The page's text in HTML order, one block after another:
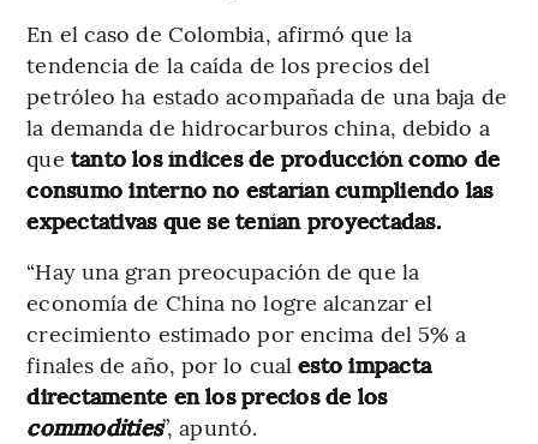
En el caso de Colombia, afirmó que la
tendencia de la caída de los precios del
petróleo ha estado acompañada de una baja de
la demanda de hidrocarburos china, debido a
que tanto los índices de producción como de
consumo interno no estarían cumpliendo las
expectativas que se tenían proyectadas.
“Hay una gran preocupación de que la
economía de China no logre alcanzar el
crecimiento estimado por encima del 5% a
finales de año, por lo cualesto impacta
directamente en los precios de los
commodities”, apuntó.